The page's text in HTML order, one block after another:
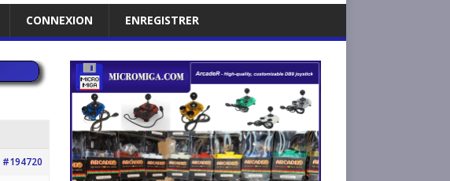
CONNEXION ENREGISTRER
#194720